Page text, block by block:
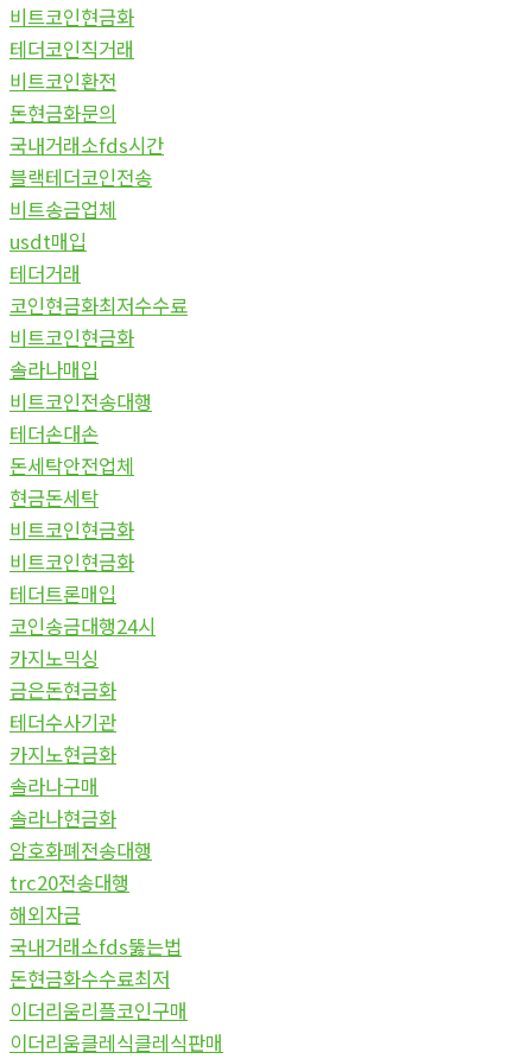
비트코인현금화
테더코인직거래
비트코인환전
돈현금화문의
국내거래소fds시간
블랙테더코인전송
비트송금업체
usdt매입
테더거래
코인현금화최저수수료
비트코인현금화
솔라나매입
비트코인전송대행
테더손대손
돈세탁안전업체
현금돈세탁
비트코인현금화
비트코인현금화
테더트론매입
코인송금대행24시
카지노믹싱
금은돈현금화
테더수사기관
카지노현금화
솔라나구매
솔라나현금화
암호화폐전송대행
trc20전송대행
해외자금
국내거래소fds뚫는법
돈현금화수수료최저
이더리움리플코인구매
이더리움클레식클레식판매